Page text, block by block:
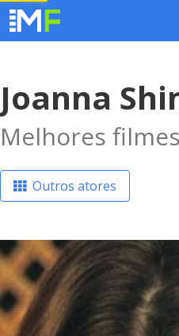
Joanna
Melhores
Outros atores